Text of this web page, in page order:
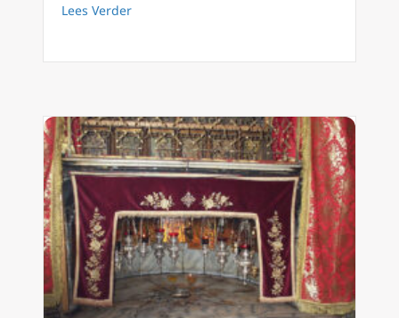
Lees Verderabout Dag 19 van de Advent: Ontdek het